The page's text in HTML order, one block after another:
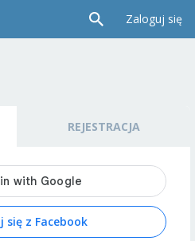
Zaloguj się
REJESTRACJA
się z Facebook